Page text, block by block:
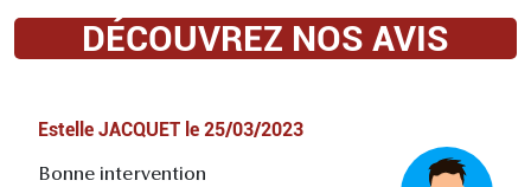
DÉCOUVREZ NOS AVIS
Estelle JACQUET le 25/03/2023
Bonne intervention